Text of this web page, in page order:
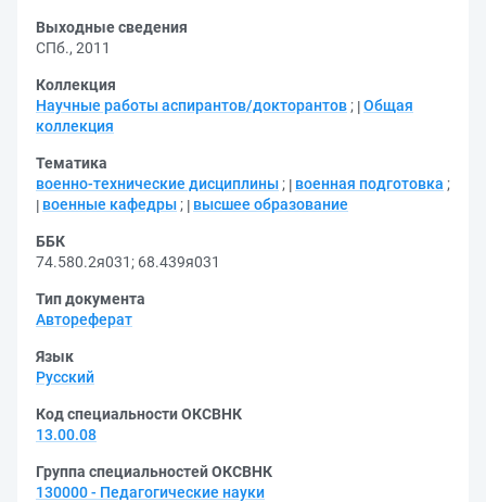
Выходные сведения
СПб., 2011
Коллекция
Научные работы аспирантов/докторантов ; Общая
коллекция
Тематика
военно-технические дисциплины ; военная подготовка ;
военные кафедры ; высшее образование
ББК
74.580.2я031 ; 68.439я031
Тип документа
Автореферат
Язык
Русский
Код специальности ОКСВНК
13.00.08
Группа специальностей ОКСВНК
130000 - Педагогические науки